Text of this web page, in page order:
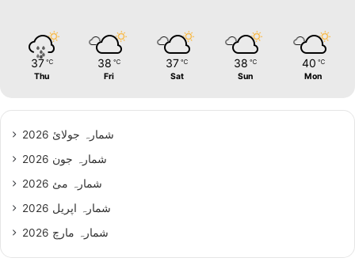
37 ℃
Thu
38 ℃
Fri
37 ℃
Sat
38 ℃
Sun
40 ℃
Mon
شمارہ جولائ 2026
شمارہ جون 2026
شمارہ مئ 2026
شمارہ اپریل 2026
شمارہ مارچ 2026